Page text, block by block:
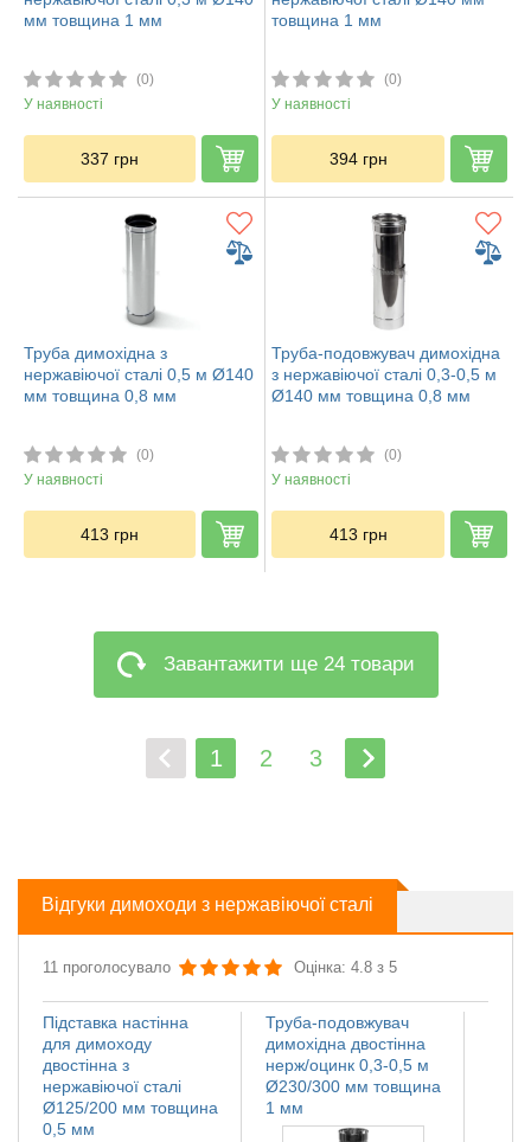
мм товщина 1 мм
(0)
У наявності
337 грн
товщина 1 мм
(0)
У наявності
394 грн
Труба димохідна з
нержавіючої сталі 0,5 м Ø140
мм товщина 0,8 мм
(0)
У наявності
413 грн
Труба-подовжувач димохідна
з нержавіючої сталі 0,3-0,5 м
Ø140 мм товщина 0,8 мм
(0)
У наявності
413 грн
Завантажити ще 24 товари
1 2 3
Відгуки димоходи з нержавіючої сталі
11 проголосувало Оцінка: 4.8 з 5
Труба-подовжувач
димохідна двостінна
нерж/оцинк 0,3-0,5 м
Ø230/300 мм товщина
1 мм
Підставка настінна
для димоходу
двостінна з
нержавіючої сталі
Ø125/200 мм товщина
0,5 мм